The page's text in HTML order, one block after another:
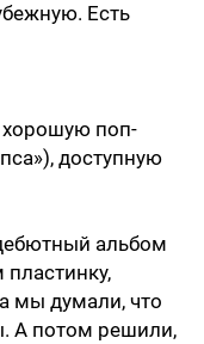
Есть
поп-
доступную
альбом
мы думали, что
А потом решили,